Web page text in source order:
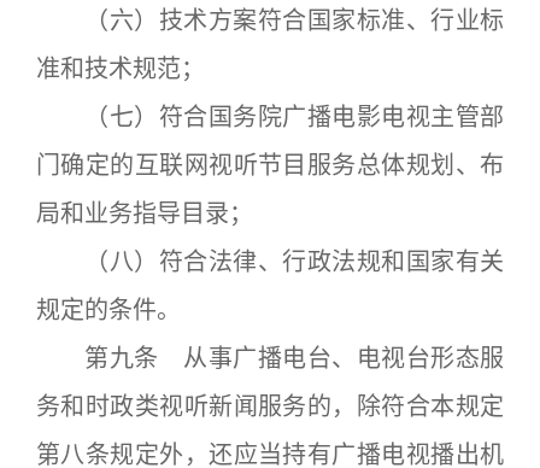
（六）技术方案符合国家标准、行业标
准和技术规范；
（七）符合国务院广播电影电视主管部
门确定的互联网视听节目服务总体规划、布
局和业务指导目录；
（八）符合法律、行政法规和国家有关
规定的条件。
第九条 从事广播电台、电视台形态服
务和时政类视听新闻服务的，除符合本规定
第八条规定外，还应当持有广播电视播出机